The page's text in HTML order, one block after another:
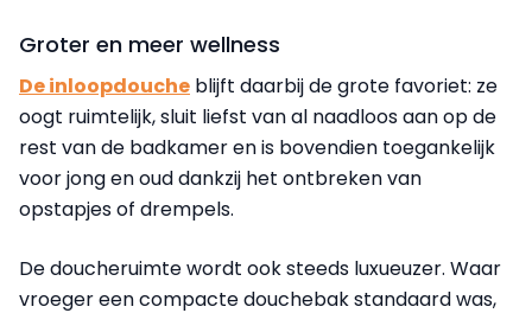
Groter en meer wellness
De inloopdouche blijft daarbij de grote favoriet: ze
oogt ruimtelijk, sluit liefst van al naadloos aan op de
rest van de badkamer en is bovendien toegankelijk
voor jong en oud dankzij het ontbreken van
opstapjes of drempels.
De doucheruimte wordt ook steeds luxueuzer. Waar
vroeger een compacte douchebak standaard was,